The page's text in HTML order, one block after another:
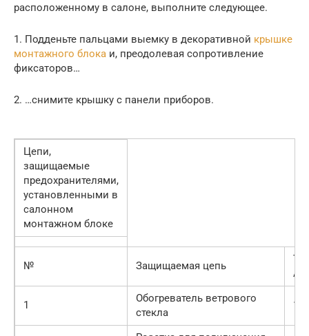
расположенному в салоне, выполните следующее.
1. Подденьте пальцами выемку в декоративной крышке
монтажного блока и, преодолевая сопротивление
фиксаторов…
2. …снимите крышку с панели приборов.
Цепи,
защищаемые
предохранителями,
установленными в
салонном
монтажном блоке
№ Защищаемая цепь
А
1
Обогреватель ветрового
стекла
15